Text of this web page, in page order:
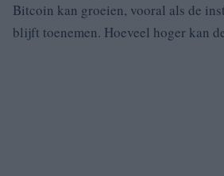
Bitcoin kan groeien, vooral als de
blijft toenemen. Hoeveel hoger kan